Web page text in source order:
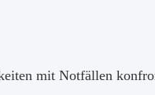
mit Notfällen